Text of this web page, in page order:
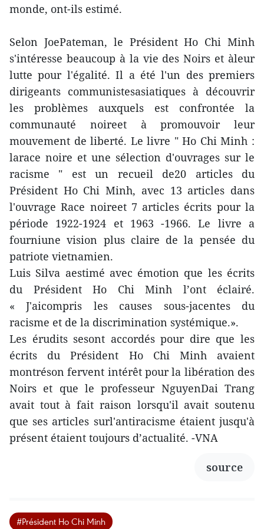
monde, ont-ils estimé.
Selon JoePateman, le Président Ho Chi Minh
s'intéresse beaucoup à la vie des Noirs et àleur
lutte pour l'égalité. Il a été l'un des premiers
dirigeants communistesasiatiques à découvrir
les problèmes auxquels est confrontée la
communauté noireet à promouvoir leur
mouvement de liberté. Le livre " Ho Chi Minh :
larace noire et une sélection d'ouvrages sur le
racisme " est un recueil de20 articles du
Président Ho Chi Minh, avec 13 articles dans
l'ouvrage Race noireet 7 articles écrits pour la
période 1922-1924 et 1963 -1966. Le livre a
fourniune vision plus claire de la pensée du
patriote vietnamien.
Luis Silva aestimé avec émotion que les écrits
du Président Ho Chi Minh l’ont éclairé.
« J'aicompris les causes sous-jacentes du
racisme et de la discrimination systémique.».
Les érudits sesont accordés pour dire que les
écrits du Président Ho Chi Minh avaient
montréson fervent intérêt pour la libération des
Noirs et que le professeur NguyenDai Trang
avait tout à fait raison lorsqu'il avait soutenu
que ses articles surl'antiracisme étaient jusqu'à
présent étaient toujours d’actualité. -VNA
source
#Président Ho Chi Minh